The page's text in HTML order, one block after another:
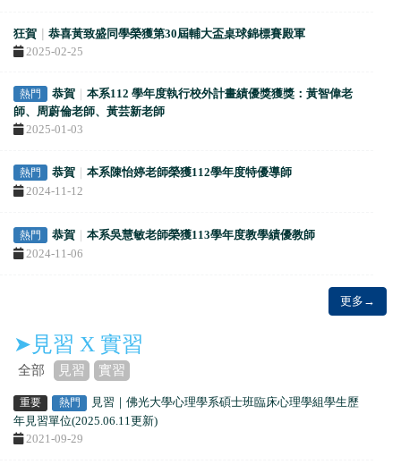
狂賀 ｜ 恭喜黃致盛同學榮獲第30屆輔大盃桌球錦標賽殿軍
2025-02-25
熱門 恭賀 ｜本系112 學年度執行校外計畫績優獎獲獎：黃智偉老
師、周蔚倫老師、黃芸新老師
2025-01-03
熱門 恭賀 ｜本系陳怡婷老師榮獲112學年度特優導師
2024-11-12
熱門 恭賀 ｜本系吳慧敏老師榮獲113學年度教學績優教師
2024-11-06
更多→
➤見習 X 實習
全部 見習 實習
重要 熱門
見習｜佛光大學心理學系碩士班臨床心理學組學生歷
年見習單位(2025.06.11更新)
2021-09-29